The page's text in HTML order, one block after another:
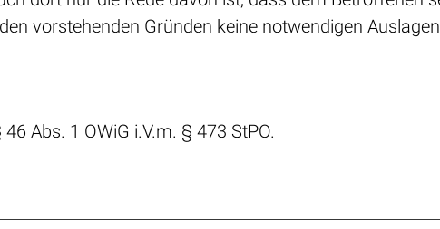
vorstehenden Gründen keine notwendigen
Abs. 1 OWiG i.V.m. § 473 StPO.